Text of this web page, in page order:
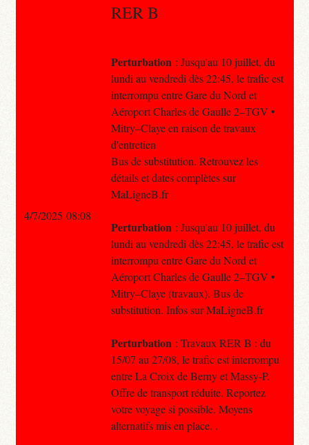
RER B
Perturbation : Jusqu'au 10 juillet, du
lundi au vendredi dès 22:45, le trafic est
interrompu entre Gare du Nord et
Aéroport Charles de Gaulle 2–TGV •
Mitry–Claye en raison de travaux
d'entretien
Bus de substitution. Retrouvez les
détails et dates complètes sur
MaLigneB.fr
Perturbation : Jusqu'au 10 juillet, du
lundi au vendredi dès 22:45, le trafic est
interrompu entre Gare du Nord et
Aéroport Charles de Gaulle 2–TGV •
Mitry–Claye (travaux). Bus de
substitution. Infos sur MaLigneB.fr
Perturbation : Travaux RER B : du
15/07 au 27/08, le trafic est interrompu
entre La Croix de Berny et Massy-P.
Offre de transport réduite. Reportez
votre voyage si possible. Moyens
alternatifs mis en place. .
4/7/2025 08:08